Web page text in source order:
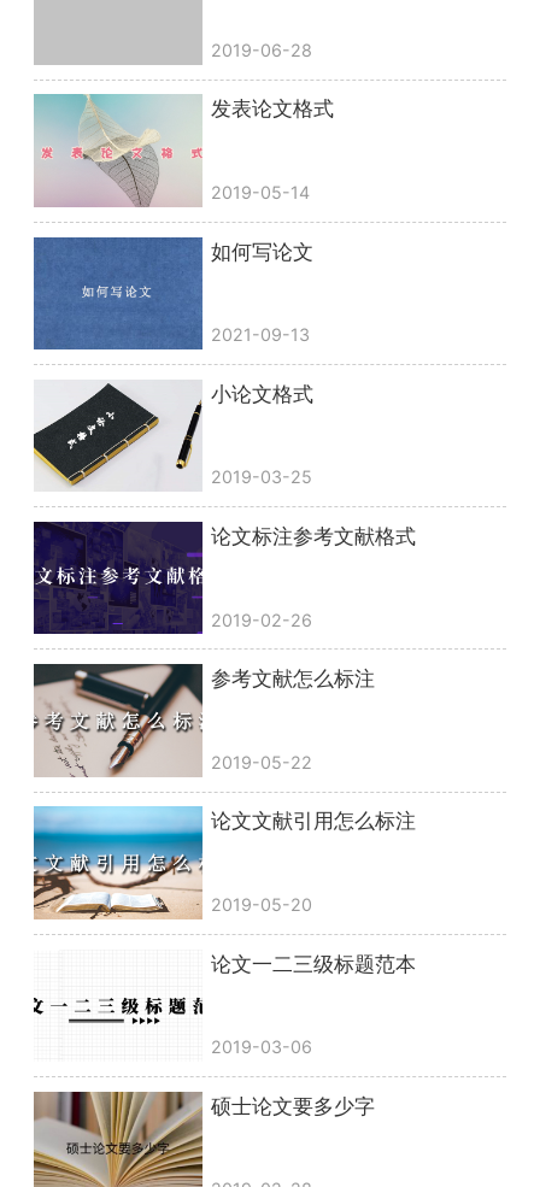
2019-06-28
发表论文格式
2019-05-14
如何写论文
2021-09-13
小论文格式
2019-03-25
论文标注参考文献格式
2019-02-26
参考文献怎么标注
2019-05-22
论文文献引用怎么标注
2019-05-20
论文一二三级标题范本
2019-03-06
硕士论文要多少字